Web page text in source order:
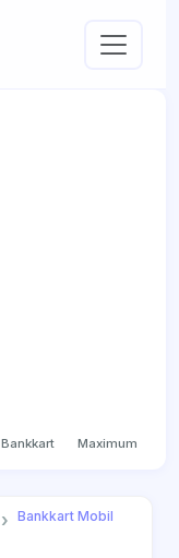
Bankkart Maximum
Bankkart Mobil